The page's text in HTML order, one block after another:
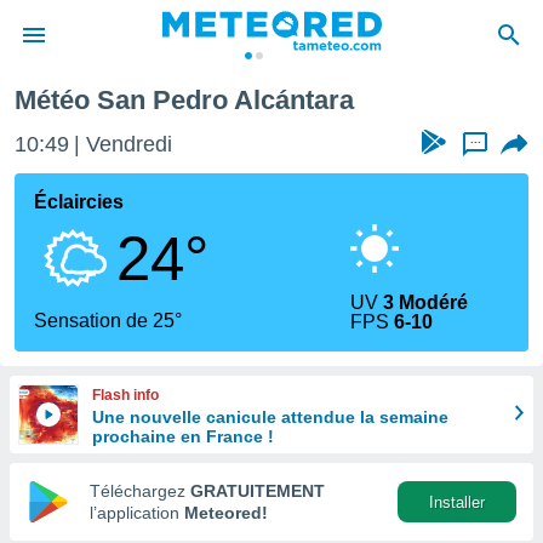
de
en
Météo San Pedro Alcántara
10:49 Vendredi ...
Éclaircies
24°
Sensation de 25°
UV3 Modéré
FPS6-10
Flash info
Une nouvelle canicule attendue la semaine
prochaine en France !
Téléchargez GRATUITEMENT
l’application Meteored!
Installer